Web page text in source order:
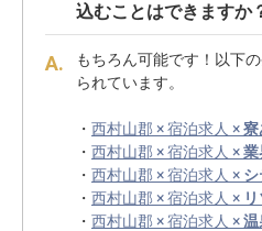
込むことはできますか
もちろん可能です！以下
られています。
・ 西村山郡 × 宿泊求人 ×寮
・ 西村山郡 × 宿泊求人 ×業
・ 西村山郡 × 宿泊求人 ×
・ 西村山郡 × 宿泊求人 ×
・ 西村山郡 × 宿泊求人 ×温